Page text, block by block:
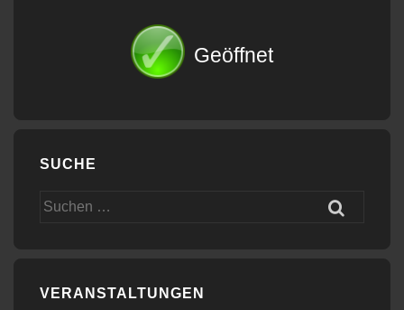
Geöffnet
SUCHE
Suchen
VERANSTALTUNGEN